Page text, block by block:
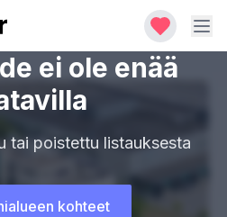
ei ole enää
tai poistettu listauksesta
kohteet